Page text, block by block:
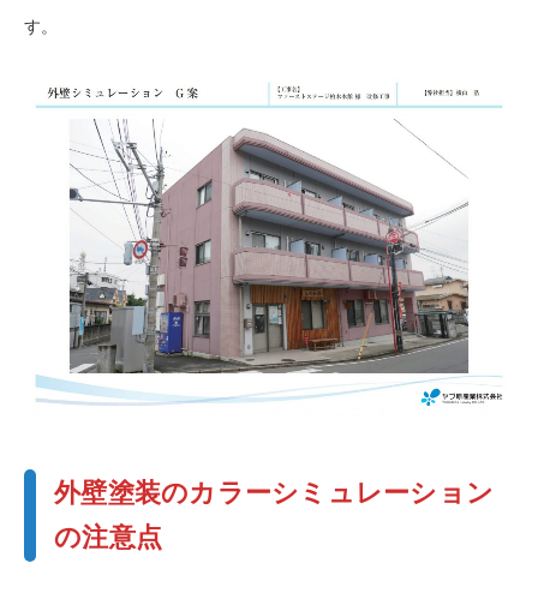
す。
外壁塗装のカラーシミュレーション
の注意点